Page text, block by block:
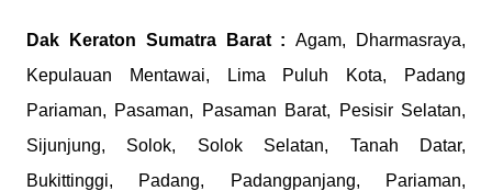
Dak Keraton Sumatra Barat :Agam, Dharmasraya,
Kepulauan Mentawai, Lima Puluh Kota, Padang
Pariaman, Pasaman, Pasaman Barat, Pesisir Selatan,
Sijunjung, Solok, Solok Selatan, Tanah Datar,
Bukittinggi, Padang, Padangpanjang, Pariaman,